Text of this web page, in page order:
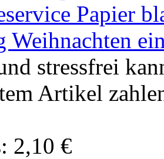
Papier
Weihnachten
stressfrei
Artikel
2,10 €